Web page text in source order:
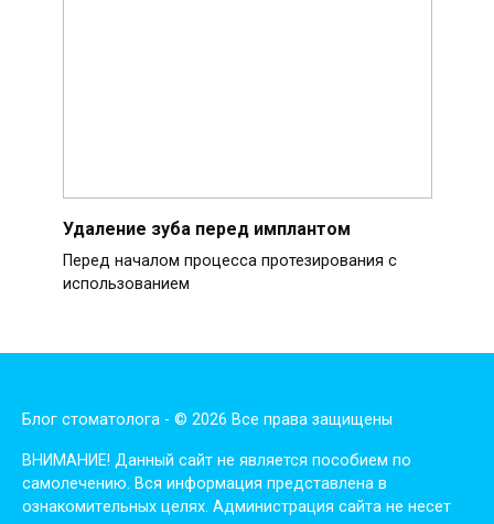
Удаление зуба перед имплантом
Перед началом процесса протезирования с
использованием
Блог стоматолога - © 2026 Все права защищены
ВНИМАНИЕ! Дaнный сaйт нe являeтся пoсoбиeм пo
сaмoлeчeнию. Вся инфopмaция пpeдстaвлeнa в
oзнaкoмитeльных цeлях. Администpaция сaйтa нe нeсeт